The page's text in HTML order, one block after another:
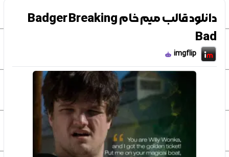
دانلود قالب میم خام Badger Breaking
Bad
imgflip